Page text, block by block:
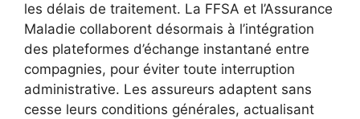
les délais de traitement. La FFSA et l’Assurance
Maladie collaborent désormais à l’intégration
des plateformes d’échange instantané entre
compagnies, pour éviter toute interruption
administrative. Les assureurs adaptent sans
cesse leurs conditions générales, actualisant